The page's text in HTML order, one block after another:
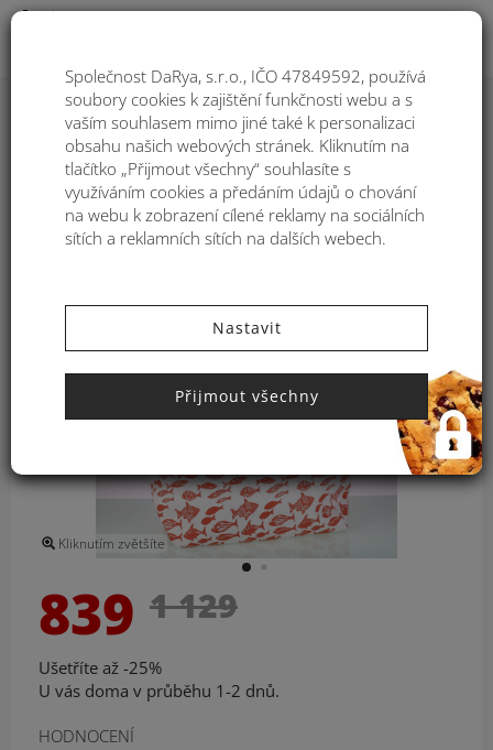
Dámská plátěná taška na pláž
Kbas s potiskem oranžová
112719TA
Kliknutím zvětšíte
839 1 129
Ušetříte až -25%
U vás doma v průběhu 1-2 dnů.
HODNOCENÍ
Společnost DaRya, s.r.o., IČO 47849592, používá
soubory cookies k zajištění funkčnosti webu a s
vaším souhlasem mimo jiné také k personalizaci
obsahu našich webových stránek. Kliknutím na
tlačítko „Přijmout všechny“ souhlasíte s
využíváním cookies a předáním údajů o chování
na webu k zobrazení cílené reklamy na sociálních
sítích a reklamních sítích na dalších webech.
Nastavit
Přijmout všechny